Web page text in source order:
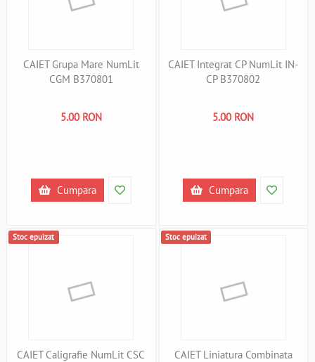
CAIET Grupa Mare NumLit
CGM B370801
5.00 RON
Cumpara
CAIET Integrat CP NumLit IN-
CP B370802
5.00 RON
Cumpara
Stoc epuizat
CAIET Caligrafie NumLit CSC
Stoc epuizat
CAIET Liniatura Combinata